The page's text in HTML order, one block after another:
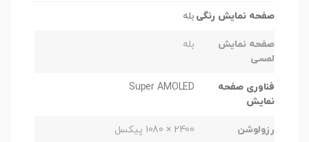
صفحه نمایش رنگی بله
صفحه نمایش
لمسی
بله
فناوری صفحه
نمایش
Super AMOLED
رزولوشن 2400 × 1080 پیکسل